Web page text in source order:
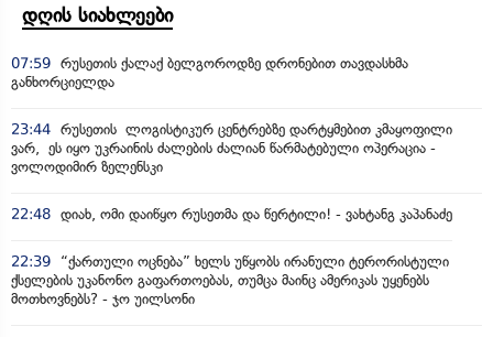
დღის სიახლეები
07:59 რუსეთის ქალაქ ბელგოროდზე დრონებით თავდასხმა
განხორციელდა
23:44 რუსეთის ლოგისტიკურ ცენტრებზე დარტყმებით კმაყოფილი
ვარ, ეს იყო უკრაინის ძალების ძალიან წარმატებული ოპერაცია -
ვოლოდიმირ ზელენსკი
22:48 დიახ, ომი დაიწყო რუსეთმა და წერტილი! - ვახტანგ კაპანაძე
22:39
“ქართული ოცნება” ხელს უწყობს ირანული ტერორისტული
ქსელების უკანონო გაფართოებას, თუმცა მაინც ამერიკას უყენებს
მოთხოვნებს? - ჯო უილსონი